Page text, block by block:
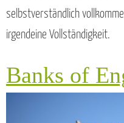
selbstverständlich
irgendeine Vollständigkeit.
Banks of